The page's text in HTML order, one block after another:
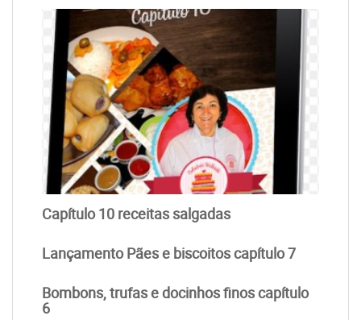
Capítulo 10 receitas salgadas
Lançamento Pães e biscoitos capítulo 7
Bombons, trufas e docinhos finos capítulo
6